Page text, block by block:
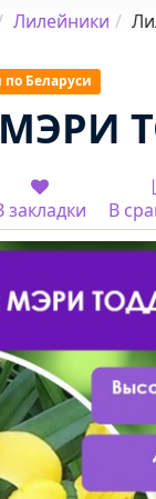
Лилейники
Беларуси
закладки В